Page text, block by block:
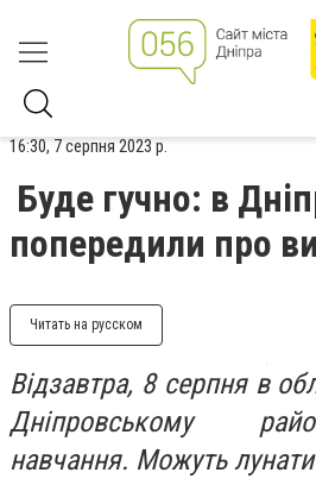
16:30, 7 серпня 2023 р.
Буде гучно: в
попередили про
Читать на русском
Відзавтра, 8 серпня в
Дніпровському
навчання. Можуть лунати